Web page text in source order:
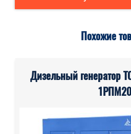
Похожие
Дизельный генератор
1РПМ20